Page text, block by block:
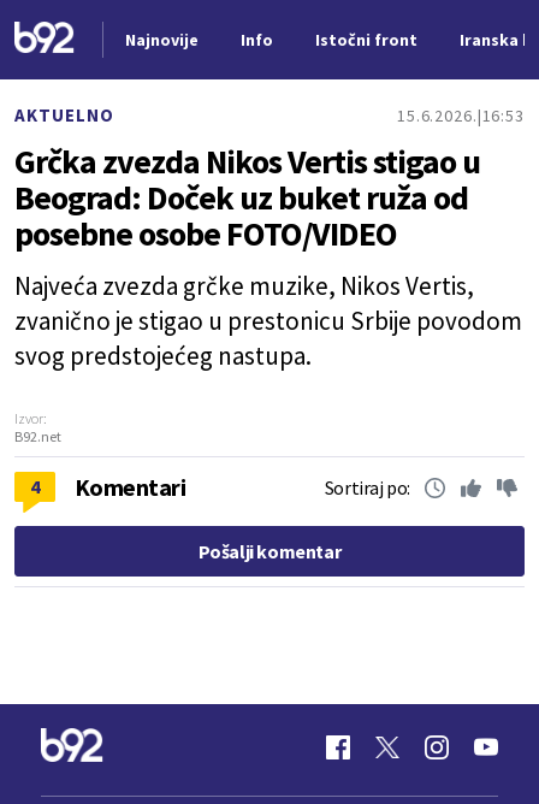
Najnovije Info Istočni front Iranska
AKTUELNO 15.6.2026. 16:53
Grčka zvezda Nikos Vertis stigao u
Beograd: Doček uz buket ruža od
posebne osobe FOTO/VIDEO
Najveća zvezda grčke muzike, Nikos Vertis,
zvanično je stigao u prestonicu Srbije povodom
svog predstojećeg nastupa.
Izvor:
B92.net
4 Komentari Sortiraj po:
Pošalji komentar